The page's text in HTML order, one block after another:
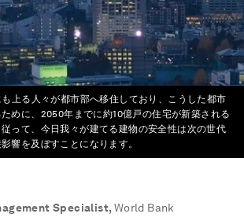
上る人々が都市部へ移住しており、こうした都市
めに、2050年までに約10億戸の住宅が新築される
って、今日我々が建てる建物の安全性は次の世代
響を及ぼすことになります。
Specialist, World Bank